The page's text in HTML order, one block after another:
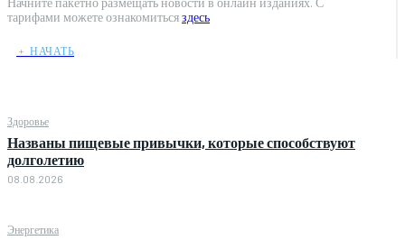
тарифами можете ознакомитьсяздесь
﹢ НАЧАТЬ
Здоровье
Названы пищевые привычки, которые способствуют
долголетию
08.08.2026
Энергетика